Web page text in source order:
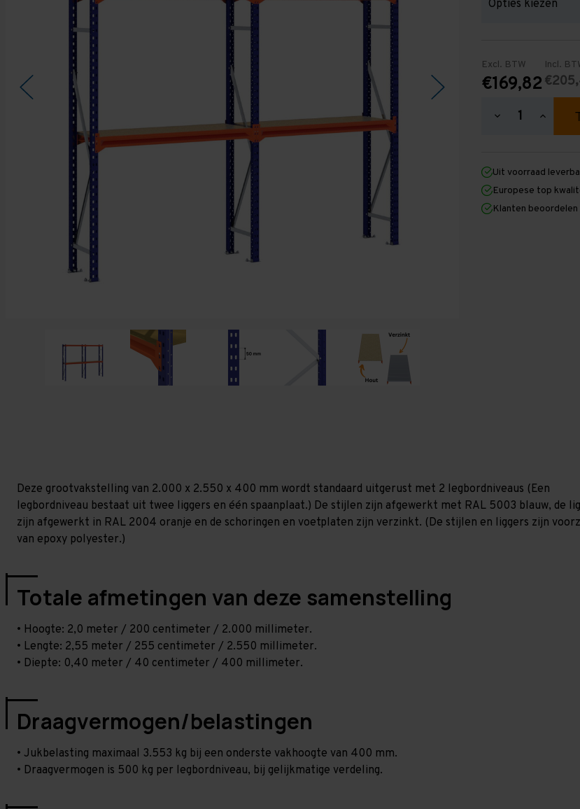
Excl. BTW
€169,82
Incl.
Hoeveelheid
2.000
mm
x
2.500
mm
2.000
mm
x
2.500
mm
Uit voorraad
Europese top
Klanten
Deze grootvakstelling van 2.000 x 2.550 x 400 mm wordt standaard uitgerust met 2 legbordniveaus (Een
legbordniveau bestaat uit twee liggers en één spaanplaat.) De stijlen zijn afgewerkt met RAL 5003 blauw, de
zijn afgewerkt in RAL 2004 oranje en de schoringen en voetplaten zijn verzinkt. (De stijlen en liggers zijn
van epoxy polyester.)
Totale afmetingen van deze samenstelling
• Hoogte: 2,0 meter / 200 centimeter / 2.000 millimeter.
• Lengte: 2,55 meter / 255 centimeter / 2.550 millimeter.
• Diepte: 0,40 meter / 40 centimeter / 400 millimeter.
Draagvermogen/belastingen
• Jukbelasting maximaal 3.553 kg bij een onderste vakhoogte van 400 mm.
• Draagvermogen is 500 kg per legbordniveau, bij gelijkmatige verdeling.